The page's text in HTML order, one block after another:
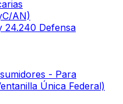
AN)
24.240 Defensa
- Para
Única Federal)